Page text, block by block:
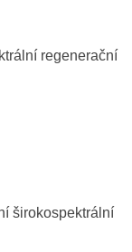
regenerační
širokospektrální